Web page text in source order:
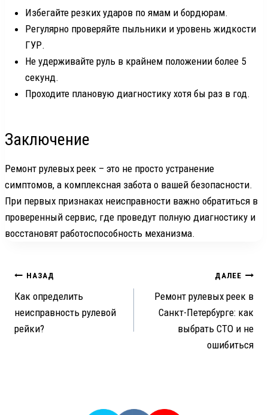
Избегайте резких ударов по ямам и бордюрам.
Регулярно проверяйте пыльники и уровень жидкости
ГУР.
Не удерживайте руль в крайнем положении более 5
секунд.
Проходите плановую диагностику хотя бы раз в год.
Заключение
Ремонт рулевых реек – это не просто устранение
симптомов, а комплексная забота о вашей безопасности.
При первых признаках неисправности важно обратиться в
проверенный сервис, где проведут полную диагностику и
восстановят работоспособность механизма.
Навигация
по
записям
НАЗАД
Как определить
неисправность рулевой
рейки?
ДАЛЕЕ
Ремонт рулевых реек в
Санкт-Петербурге: как
выбрать СТО и не
ошибиться